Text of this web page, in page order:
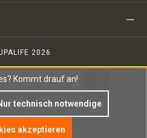
2026
Kommt drauf an!
technisch notwendige
akzeptieren